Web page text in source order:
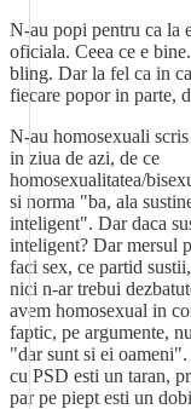
N-au popi pentru ca la
oficiala. Ceea ce e
bling. Dar la fel ca in
fiecare popor in parte,
N-au homosexuali
in ziua de azi, de ce
homosexualitatea/
si norma "ba, ala
inteligent". Dar daca
inteligent? Dar mersul
faci sex, ce partid
nici n-ar trebui
avem homosexual in
faptic, pe argumente,
"dar sunt si ei
cu PSD esti un taran,
par pe piept esti un